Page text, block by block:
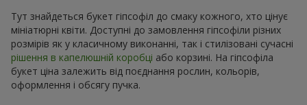
Тут знайдеться букет гіпсофіл до смаку кожного, хто цінує
мініатюрні квіти. Доступні до замовлення гіпсофіли різних
розмірів як у класичному виконанні, так і стилізовані сучасні
рішення в капелюшній коробці або корзині. На гіпсофіла
букет ціна залежить від поєднання рослин, кольорів,
оформлення і обсягу пучка.